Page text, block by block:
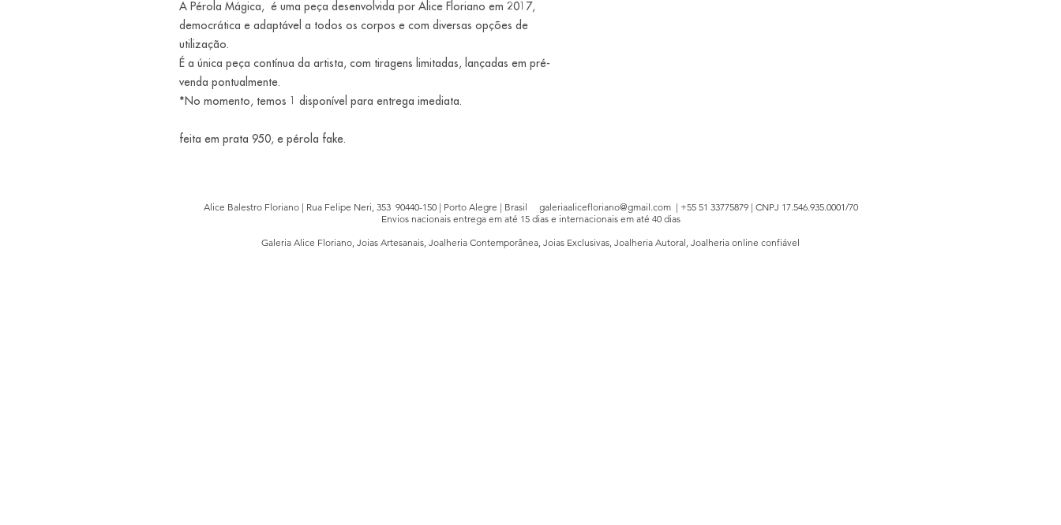
A Pérola Mágica, é uma peça desenvolvida por Alice Floriano em 2017,
democrática e adaptável a todos os corpos e com diversas opções de
utilização.
É a única peça contínua da artista, com tiragens limitadas, lançadas em pré-
venda pontualmente.
*No momento, temos 1 disponível para entrega imediata.
feita em prata 950, e pérola fake.
Alice Balestro Floriano | Rua Felipe Neri, 353 90440-150 | Porto Alegre | Brasil galeriaalicefloriano@gmail.com| +55 51 33775879 | CNPJ 17.546.935.0001/70
Envios nacionais entrega em até 15 dias e internacionais em até 40 dias
Galeria Alice Floriano, Joias Artesanais, Joalheria Contemporânea, Joias Exclusivas, Joalheria Autoral, Joalheria online confiável